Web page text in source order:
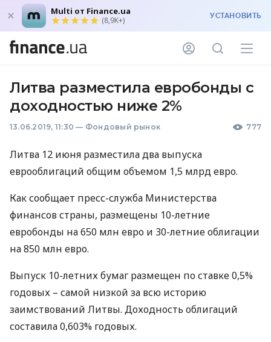
Multi от Finance.ua
(8,9K+) УСТАНОВИТЬ
Литва разместила евробонды с
доходностью ниже 2%
13.06.2019, 11:30 — Фондовый рынок 777
Литва 12 июня разместила два выпуска
еврооблигаций общим объемом 1,5 млрд евро.
Как сообщает пресс-служба Министерства
финансов страны, размещены 10-летние
евробонды на 650 млн евро и 30-летние облигации
на 850 млн евро.
Выпуск 10-летних бумаг размещен по ставке 0,5%
годовых – самой низкой за всю историю
заимствований Литвы. Доходность облигаций
составила 0,603% годовых.